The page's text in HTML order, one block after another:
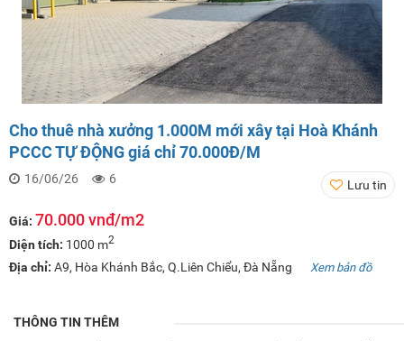
Cho thuê nhà xưởng 1.000M mới xây tại Hoà Khánh
PCCC TỰ ĐỘNG giá chỉ 70.000Đ/M
16/06/26 6 Lưu tin
Giá: 70.000 vnđ/m2
Diện tích: 1000 m2
Địa chỉ: A9, Hòa Khánh Bắc, Q.Liên Chiểu, Đà Nẵng Xem bản đồ
THÔNG TIN THÊM